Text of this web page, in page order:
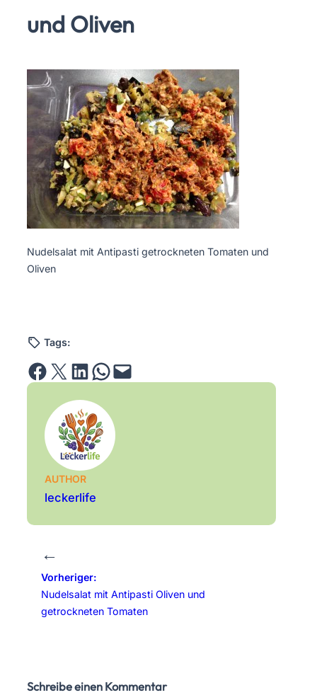
und Oliven
Nudelsalat mit Antipasti getrockneten Tomaten und
Oliven
Tags:
Share on Facebook Email this Page Share on LinkedIn Share on WhatsApp Email this Page
AUTHOR
leckerlife
←
Vorheriger:
Nudelsalat mit Antipasti Oliven und
getrockneten Tomaten
Schreibe einen Kommentar